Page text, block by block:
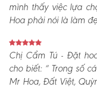
mình thấy việc lựa
Hoa phải nói là làm
Chị Cẩm Tú - Đặt
cho biết:“ Trong số
Mr Hoa, Đất Việt,